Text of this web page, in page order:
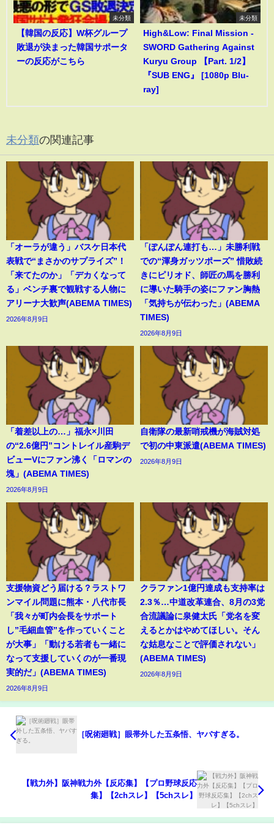
未分類
【韓国の反応】W杯グループ
敗退が決まった韓国サポータ
ーの反応がこちら
未分類
High&Low: Final Mission -
SWORD Gathering Against
Kuryu Group 【Part. 1/2】
『SUB ENG』 [1080p Blu-
ray]
未分類の関連記事
「オーラが違う」バスケ日本代
表戦で“まさかのサプライズ”！
「来てたのか」「デカくなって
る」ベンチ裏で観戦する人物に
アリーナ大歓声(ABEMA TIMES)
2026年8月9日
「ぽんぽん連打も…」未勝利戦
での“渾身ガッツポーズ” 惜敗続
きにピリオド、師匠の馬を勝利
に導いた騎手の姿にファン胸熱
「気持ちが伝わった」(ABEMA
TIMES)
2026年8月9日
「着差以上の…」福永×川田
の“2.6億円”コントレイル産駒デ
ビューVにファン沸く「ロマンの
塊」(ABEMA TIMES)
2026年8月9日
自衛隊の最新哨戒機が海賊対処
で初の中東派遣(ABEMA TIMES)
2026年8月9日
支援物資どう届ける？ラストワ
ンマイル問題に熊本・八代市長
「我々が町内会長をサポート
し”毛細血管”を作っていくこと
が大事」「動ける若者も一緒に
なって支援していくのが一番現
実的だ」(ABEMA TIMES)
2026年8月9日
クラファン1億円達成も支持率は
2.3％…中道改革連合、8月の3党
合流議論に泉健太氏「党名を変
えるとかはやめてほしい。そん
な姑息なことで評価されない」
(ABEMA TIMES)
2026年8月9日
［呪術廻戦］眼帯外した五条悟、ヤバすぎる。
【戦力外】阪神戦力外【反応集】【プロ野球反応
集】【2chスレ】【5chスレ】